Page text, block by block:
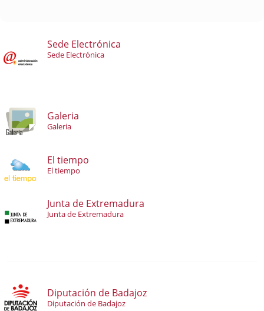
Sede Electrónica
Sede Electrónica
Galeria
Galeria
El tiempo
El tiempo
Junta de Extremadura
Junta de Extremadura
Diputación de Badajoz
Diputación de Badajoz